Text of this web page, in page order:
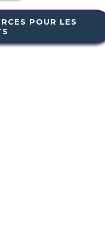
POUR LES